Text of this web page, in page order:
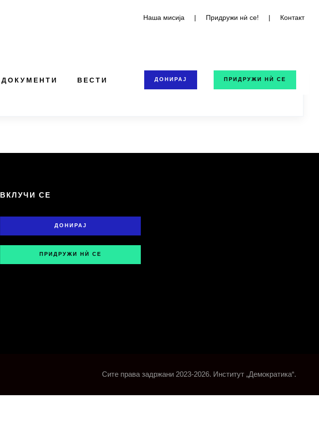
Наша мисија | Придружи нѝ се! | Контакт
ДОКУМЕНТИ ВЕСТИ ДОНИРАЈ ПРИДРУЖИ НЍ СЕ
ВКЛУЧИ СЕ
ДОНИРАЈ
ПРИДРУЖИ НЍ СЕ
Сите права задржани 2023-2026. Институт „Демократика“.